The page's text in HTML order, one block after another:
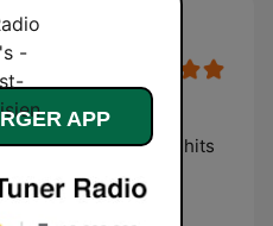
Parisien, des
avec le meilleur des hits
APP